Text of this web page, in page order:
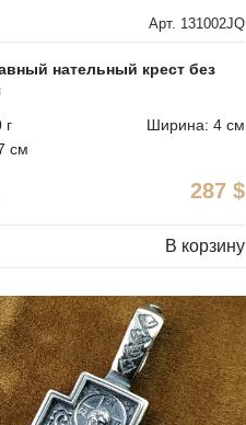
Арт. 131002JQ
нательный крест без
г
Ширина: 4 см
см
287 $
В корзину